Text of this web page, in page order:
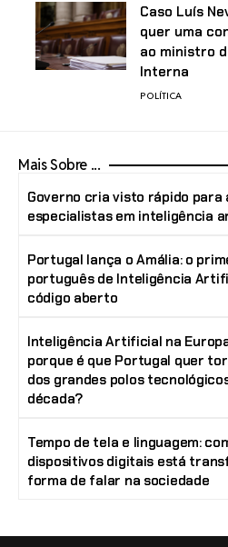
Caso Luís
quer uma
ao ministro
Interna
POLÍTICA
Mais Sobre ...
Governo cria visto rápido
especialistas em inteligência
Portugal lança o Amália: o
português de Inteligência
código aberto
Inteligência Artificial na
porque é que Portugal quer
dos grandes polos
década?
Tempo de tela e linguagem:
dispositivos digitais está
forma de falar na sociedade